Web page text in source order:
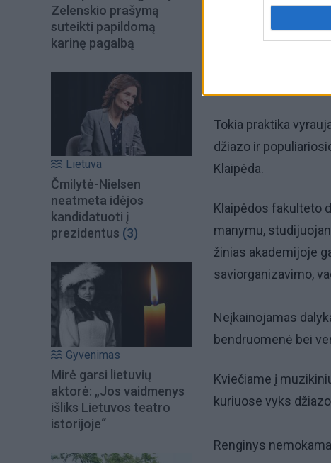
Zelenskio prašymą
suteikti papildomą
karinę pagalbą
Lietuva
Čmilytė-Nielsen
neatmeta idėjos
kandidatuoti į
prezidentus (3)
Gyvenimas
Mirė garsi lietuvių
aktorė: „Jos vaidmenys
išliks Lietuvos teatro
istorijoje“
Tokia praktika
džiazo ir
Klaipėda.
Klaipėdos fakulteto
manymu,
žinias akademijoje
saviorganizavimo,
Neįkainojamas
bendruomenė bei
Kviečiame į
kuriuose vyks
Renginys